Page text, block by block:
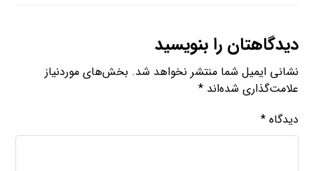
دیدگاهتان را بنویسید
نشانی ایمیل شما منتشر نخواهد شد. بخش‌های موردنیاز
علامت‌گذاری شده‌اند*
دیدگاه*